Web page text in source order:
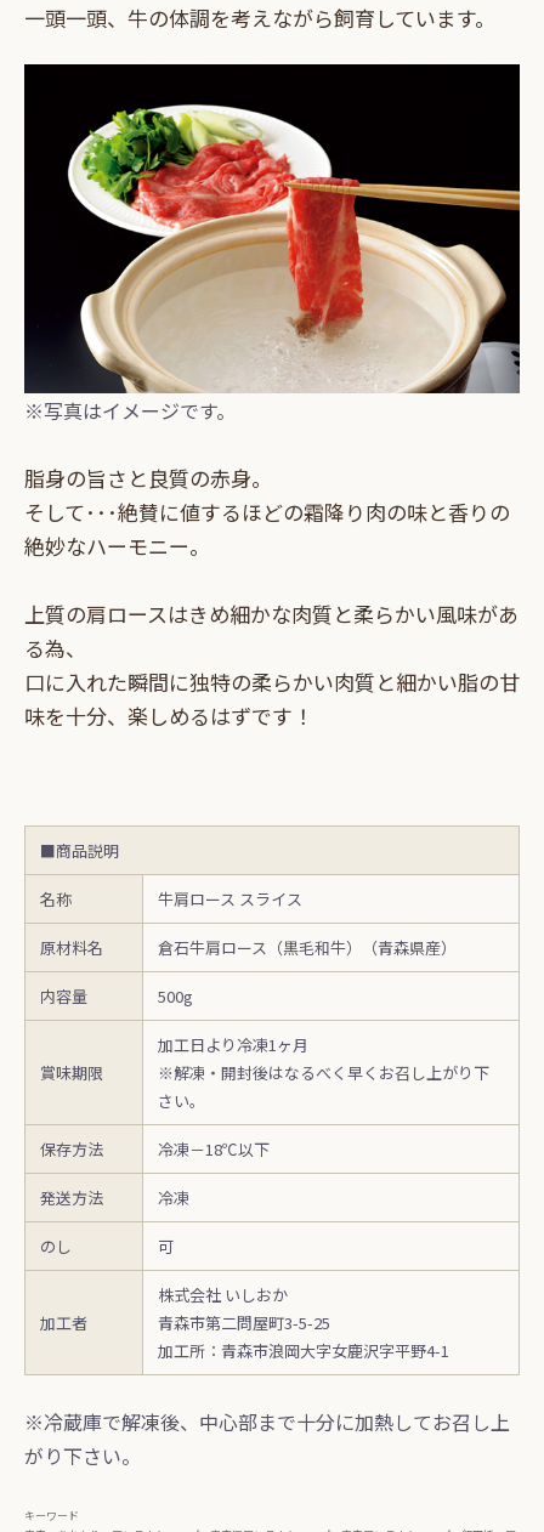
一頭一頭、牛の体調を考えながら飼育しています。
※写真はイメージです。
脂身の旨さと良質の赤身。
そして･･･絶賛に値するほどの霜降り肉の味と香りの
絶妙なハーモニー。
上質の肩ロースはきめ細かな肉質と柔らかい風味があ
る為、
口に入れた瞬間に独特の柔らかい肉質と細かい脂の甘
味を十分、楽しめるはずです！
■商品説明
名称 牛肩ロース スライス
原材料名 倉石牛肩ロース（黒毛和牛）（青森県産）
内容量 500g
賞味期限
加工日より冷凍1ヶ月
※解凍・開封後はなるべく早くお召し上がり下
さい。
保存方法 冷凍－18℃以下
発送方法 冷凍
のし 可
加工者
株式会社 いしおか
青森市第二問屋町3-5-25
加工所：青森市浪岡大字女鹿沢字平野4-1
※冷蔵庫で解凍後、中心部まで十分に加熱してお召し上
がり下さい。
キーワード